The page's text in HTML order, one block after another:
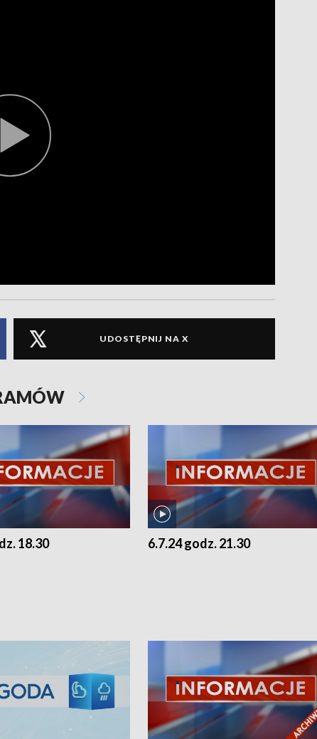
UDOSTĘPNIJ NA X
18.30 6.7.24 godz. 21.30